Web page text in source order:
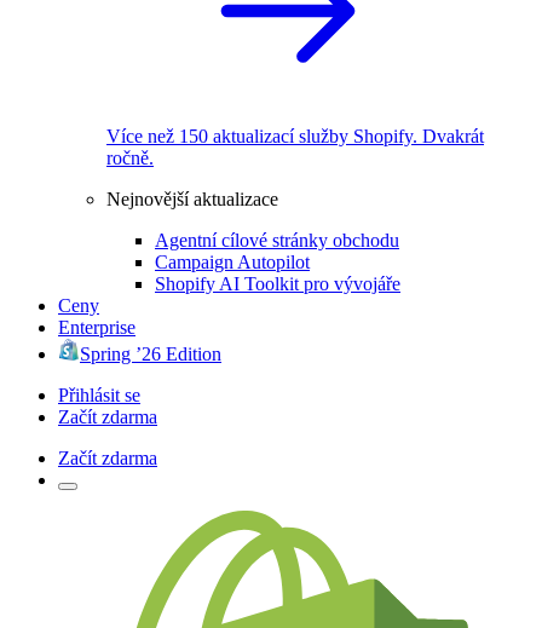
Více než 150 aktualizací služby Shopify. Dvakrát
ročně.
Nejnovější aktualizace
Agentní cílové stránky obchodu
Campaign Autopilot
Shopify AI Toolkit pro vývojáře
Ceny
Enterprise
Spring ’26 Edition
Přihlásit se
Začít zdarma
Začít zdarma